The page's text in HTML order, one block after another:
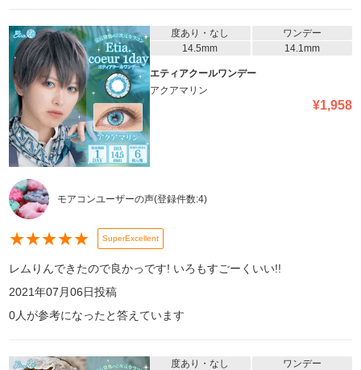
度あり・なし
ワンデー
14.5mm
14.1mm
エティアクールワンデー
アクアマリン
¥1,958
モアコンユーザーの声(登録件数:4)
★★★★★ SuperExcellent
レムりんできたので良かっです! いろもすごーくいい!!
2021年07月06日投稿
0人が参考になったと答えています
度あり・なし
ワンデー